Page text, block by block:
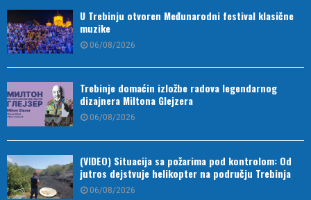
U Trebinju otvoren Međunarodni festival klasične
muzike
06/08/2026
Trebinje domaćin izložbe radova legendarnog
dizajnera Miltona Glejzera
06/08/2026
(VIDEO) Situacija sa požarima pod kontrolom: Od
jutros dejstvuje helikopter na području Trebinja
06/08/2026